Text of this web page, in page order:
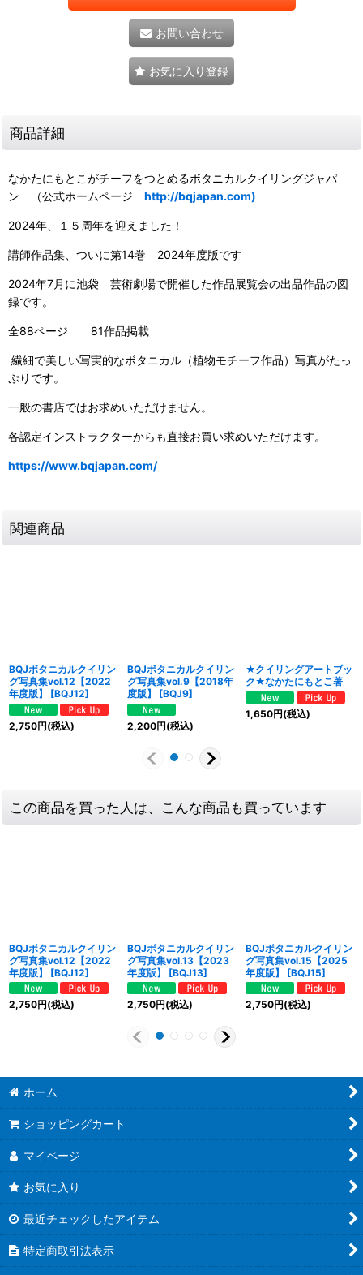
お問い合わせ
お気に入り登録
商品詳細
なかたにもとこがチーフをつとめるボタニカルクイリングジャパ
ン （公式ホームページ http://bqjapan.com)
2024年、１５周年を迎えました！
講師作品集、ついに第14巻 2024年度版です
2024年7月に池袋 芸術劇場で開催した作品展覧会の出品作品の図
録です。
全88ページ 81作品掲載
繊細で美しい写実的なボタニカル（植物モチーフ作品）写真がたっ
ぷりです。
一般の書店ではお求めいただけません。
各認定インストラクターからも直接お買い求めいただけます。
https://www.bqjapan.com/
関連商品
BQJボタニカルクイリン
グ写真集vol.12【2022
年度版】
[BQJ12]
2,750円(税込)
BQJボタニカルクイリン
グ写真集vol.9【2018年
度版】
[BQJ9]
2,200円(税込)
★クイリングアートブッ
ク★なかたにもとこ著
1,650円(税込)
この商品を買った人は、こんな商品も買っています
BQJボタニカルクイリン
グ写真集vol.12【2022
年度版】
[BQJ12]
2,750円(税込)
BQJボタニカルクイリン
グ写真集vol.13【2023
年度版】
[BQJ13]
2,750円(税込)
BQJボタニカルクイリン
グ写真集vol.15【2025
年度版】
[BQJ15]
2,750円(税込)
ホーム
ショッピングカート
マイページ
お気に入り
最近チェックしたアイテム
特定商取引法表示